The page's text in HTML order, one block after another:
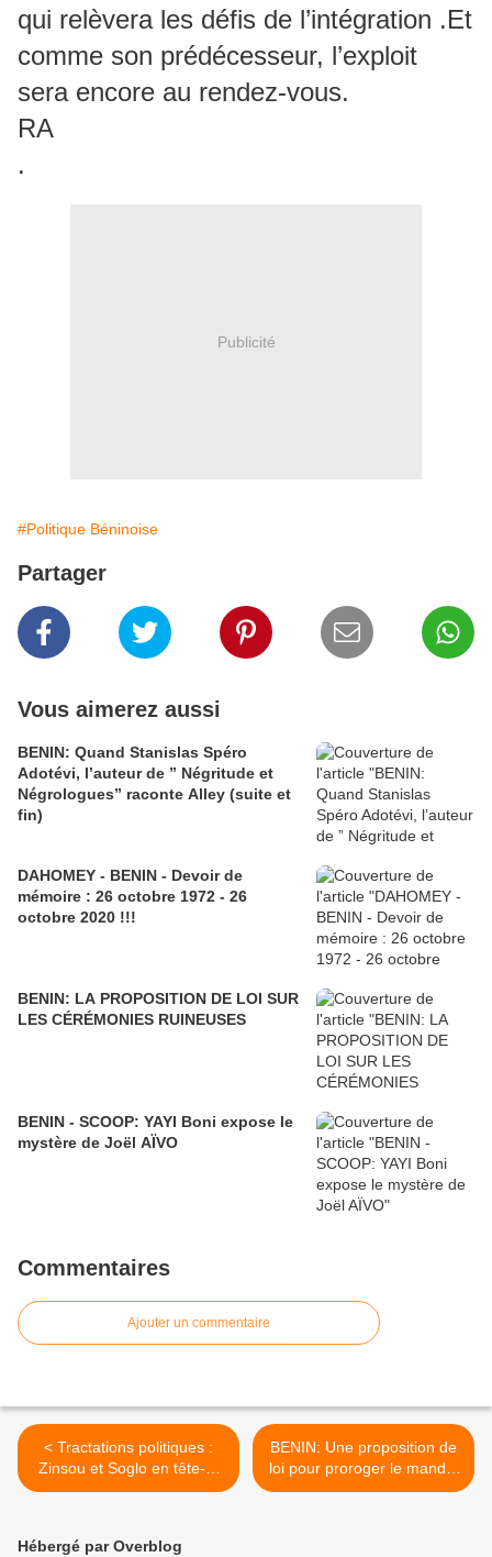
qui relèvera les défis de l’intégration .Et
comme son prédécesseur, l’exploit
sera encore au rendez-vous.
RA
.
Publicité
#Politique Béninoise
Partager
Vous aimerez aussi
BENIN: Quand Stanislas Spéro
Adotévi, l’auteur de ” Négritude et
Négrologues” raconte Alley (suite et
fin)
DAHOMEY - BENIN - Devoir de
mémoire : 26 octobre 1972 - 26
octobre 2020 !!!
BENIN: LA PROPOSITION DE LOI SUR
LES CÉRÉMONIES RUINEUSES
BENIN - SCOOP: YAYI Boni expose le
mystère de Joël AÏVO
Commentaires
Ajouter un commentaire
< Tractations politiques :
Zinsou et Soglo en tête-à-
tête
BENIN: Une proposition de
loi pour proroger le mandat
des maires actuels >
Hébergé par Overblog